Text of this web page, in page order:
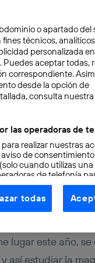
lugar este año, se
así estudiar la
o apartado del
técnicos,
personalizada
aceptar todas,
correspondiente.
desde la opción de
consulta nuestra
las operadoras de
realizar nuestras
de
cuando utilizas una
de telefonía
prioridad
de cliente de
móvil).
todas